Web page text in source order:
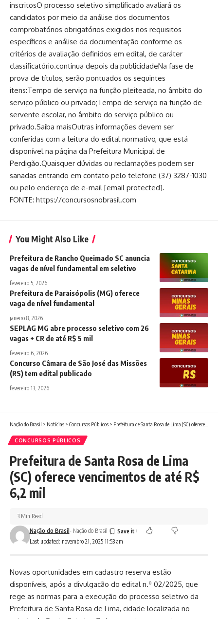
inscritosO processo seletivo simplificado avaliará os
candidatos por meio da análise dos documentos
comprobatórios obrigatórios exigidos nos requisitos
específicos e análise da documentação conforme os
critérios de avaliação definidos em edital, de caráter
classificatório.continua depois da publicidadeNa fase de
prova de títulos, serão pontuados os seguintes
itens:Tempo de serviço na função pleiteada, no âmbito do
serviço público ou privado;Tempo de serviço na função de
servente escolar, no âmbito do serviço público ou
privado.Saiba maisOutras informações devem ser
conferidas com a leitura do edital normativo, que está
disponível na página da Prefeitura Municipal de
Perdigão.Quaisquer dúvidas ou reclamações podem ser
sanadas entrando em contato pelo telefone (37) 3287-1030
ou pelo endereço de e-mail [email protected].
FONTE: https://concursosnobrasil.com
You Might Also Like
Prefeitura de Rancho Queimado SC anuncia
vagas de nível fundamental em seletivo
fevereiro 5, 2026
Prefeitura de Paraisópolis (MG) oferece
vaga de nível fundamental
janeiro 8, 2026
SEPLAG MG abre processo seletivo com 26
vagas + CR de até R$ 5 mil
fevereiro 6, 2026
Concurso Câmara de São José das Missões
(RS) tem edital publicado
fevereiro 13, 2026
Nação do Brasil > Notícias > Concursos Públicos > Prefeitura de Santa Rosa de Lima (SC) oferece vencimentos de até R$ 6,2 mil
CONCURSOS PÚBLICOS
Prefeitura de Santa Rosa de Lima
(SC) oferece vencimentos de até R$
6,2 mil
Last updated: novembro 21, 2025 11:53 am
Nação do Brasil- Nação do Brasil
3 Min Read
Novas oportunidades em cadastro reserva estão
disponíveis, após a divulgação do edital n.º 02/2025, que
rege as normas para a execução do processo seletivo da
Prefeitura de Santa Rosa de Lima, cidade localizada no